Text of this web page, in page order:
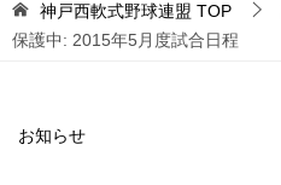
神戸西軟式野球連盟 TOP
保護中: 2015年5月度試合日程
お知らせ